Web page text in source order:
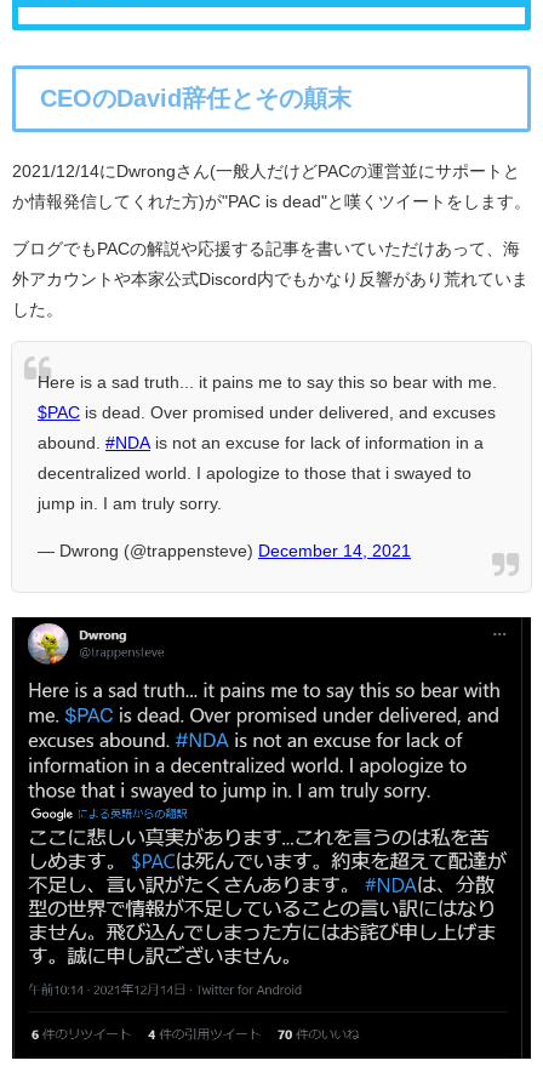
CEOのDavid辞任とその顛末
2021/12/14にDwrongさん(一般人だけどPACの運営並にサポートと
か情報発信してくれた方)が"PAC is dead"と嘆くツイートをします。
ブログでもPACの解説や応援する記事を書いていただけあって、海
外アカウントや本家公式Discord内でもかなり反響があり荒れていま
した。
Here is a sad truth... it pains me to say this so bear with me.
$PAC is dead. Over promised under delivered, and excuses
abound. #NDA is not an excuse for lack of information in a
decentralized world. I apologize to those that i swayed to
jump in. I am truly sorry.
— Dwrong (@trappensteve) December 14, 2021